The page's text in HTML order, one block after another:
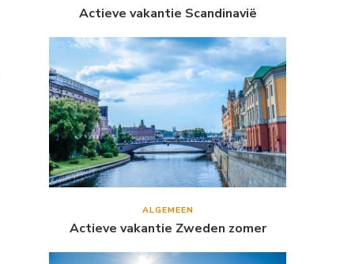
Actieve vakantie Scandinavië
ALGEMEEN
Actieve vakantie Zweden zomer